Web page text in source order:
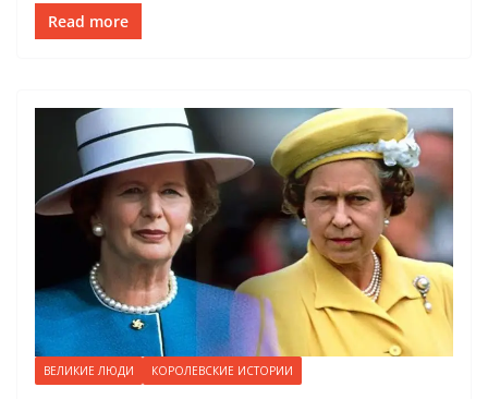
Read more
ВЕЛИКИЕ ЛЮДИ КОРОЛЕВСКИЕ ИСТОРИИ